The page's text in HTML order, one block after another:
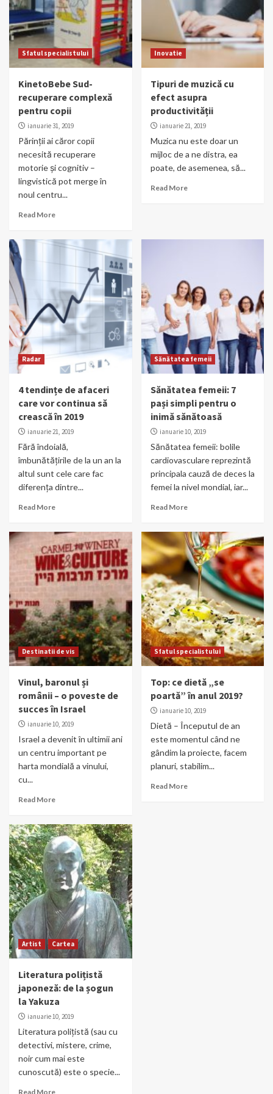
Sfatul specialistului
KinetoBebe Sud-
recuperare complexă
pentru copii
ianuarie 31, 2019
Părinții ai căror copii
necesită recuperare
motorie și cognitiv –
lingvistică pot merge în
noul centru...
Read More
Inovatie
Tipuri de muzică cu
efect asupra
productivității
ianuarie 21, 2019
Muzica nu este doar un
mijloc de a ne distra, ea
poate, de asemenea, să...
Read More
Radar
4 tendințe de afaceri
care vor continua să
crească în 2019
ianuarie 21, 2019
Fără îndoială,
îmbunătățirile de la un an la
altul sunt cele care fac
diferența dintre...
Read More
Sănătatea femeii
Sănătatea femeii: 7
pași simpli pentru o
inimă sănătoasă
ianuarie 10, 2019
Sănătatea femeii: bolile
cardiovasculare reprezintă
principala cauză de deces la
femei la nivel mondial, iar...
Read More
Destinatii de vis
Vinul, baronul și
românii – o poveste de
succes în Israel
ianuarie 10, 2019
Israel a devenit în ultimii ani
un centru important pe
harta mondială a vinului,
cu...
Read More
Sfatul specialistului
Top: ce dietă „se
poartă” în anul 2019?
ianuarie 10, 2019
Dietă – Începutul de an
este momentul când ne
gândim la proiecte, facem
planuri, stabilim...
Read More
Artist Cartea
Literatura polițistă
japoneză: de la șogun
la Yakuza
ianuarie 10, 2019
Literatura polițistă (sau cu
detectivi, mistere, crime,
noir cum mai este
cunoscută) este o specie...
Read More